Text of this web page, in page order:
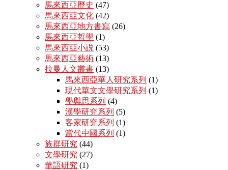
馬來西亞歷史 (47)
馬來西亞文化 (42)
馬來西亞地方書寫 (26)
馬來西亞哲學 (1)
馬來西亞小説 (53)
馬來西亞藝術 (13)
拉曼人文叢書 (13)
馬來西亞華人研究系列 (1)
現代華文文學研究系列 (1)
學與思系列 (4)
漢學研究系列 (5)
客家研究系列 (1)
當代中國系列 (1)
族群研究 (44)
文學研究 (27)
華語研究 (1)